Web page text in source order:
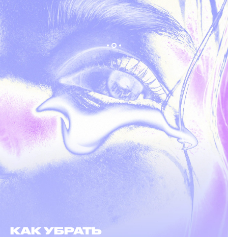
ЛАЗЕРНАЯ